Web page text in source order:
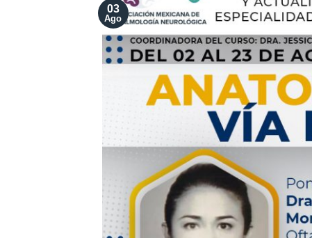
03
Ago